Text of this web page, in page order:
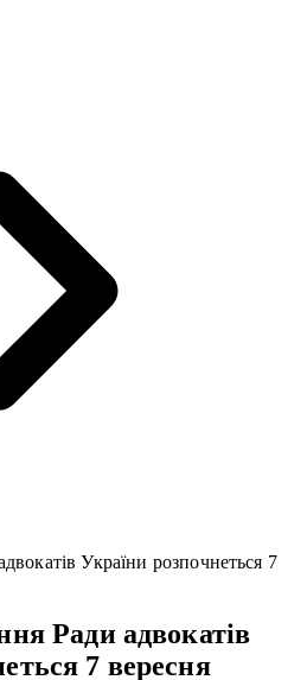
України розпочнеться 7
Ради адвокатів
7 вересня